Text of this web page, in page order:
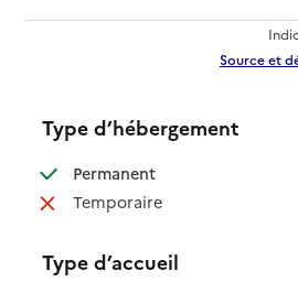
Source et
Type d’hébergement
Permanent: disponible
Temporaire: non disponible
Type d’accueil